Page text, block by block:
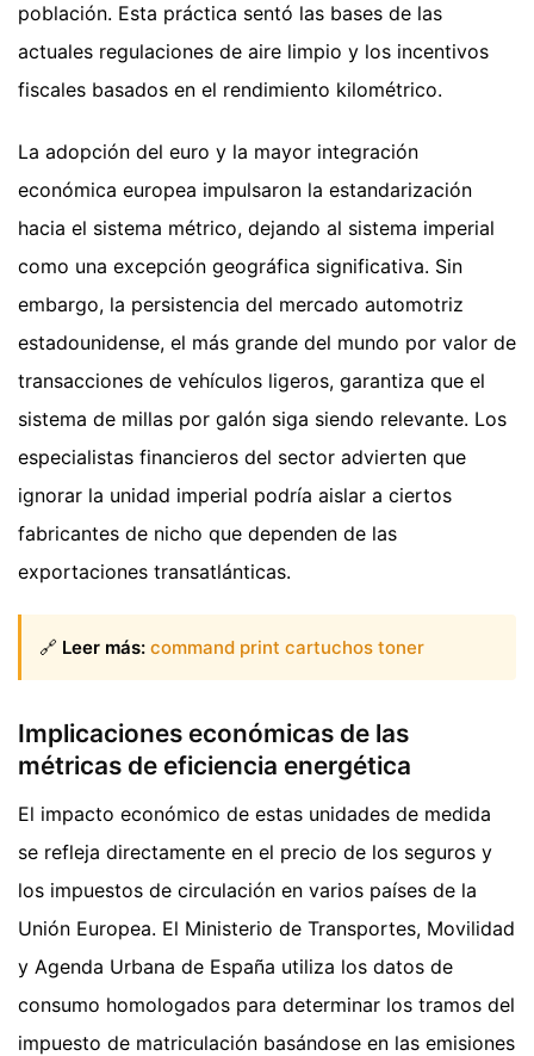
población. Esta práctica sentó las bases de las
actuales regulaciones de aire limpio y los incentivos
fiscales basados en el rendimiento kilométrico.
La adopción del euro y la mayor integración
económica europea impulsaron la estandarización
hacia el sistema métrico, dejando al sistema imperial
como una excepción geográfica significativa. Sin
embargo, la persistencia del mercado automotriz
estadounidense, el más grande del mundo por valor de
transacciones de vehículos ligeros, garantiza que el
sistema de millas por galón siga siendo relevante. Los
especialistas financieros del sector advierten que
ignorar la unidad imperial podría aislar a ciertos
fabricantes de nicho que dependen de las
exportaciones transatlánticas.
🔗 Leer más: command print cartuchos toner
Implicaciones económicas de las
métricas de eficiencia energética
El impacto económico de estas unidades de medida
se refleja directamente en el precio de los seguros y
los impuestos de circulación en varios países de la
Unión Europea. El Ministerio de Transportes, Movilidad
y Agenda Urbana de España utiliza los datos de
consumo homologados para determinar los tramos del
impuesto de matriculación basándose en las emisiones